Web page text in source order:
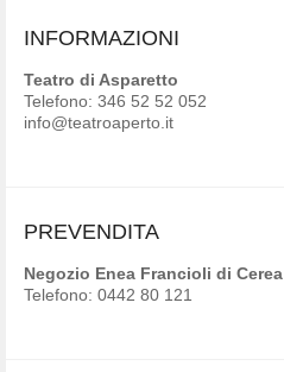
INFORMAZIONI
Teatro di Asparetto
Telefono: 346 52 52 052
info@teatroaperto.it
PREVENDITA
Negozio Enea Francioli di Cerea
Telefono: 0442 80 121